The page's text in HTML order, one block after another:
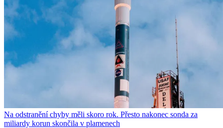
Na odstranění chyby měli skoro rok. Přesto nakonec sonda za
miliardy korun skončila v plamenech